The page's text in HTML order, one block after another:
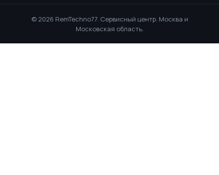
© 2026 RemTechno77. Сервисный центр. Москва и
Московская область.